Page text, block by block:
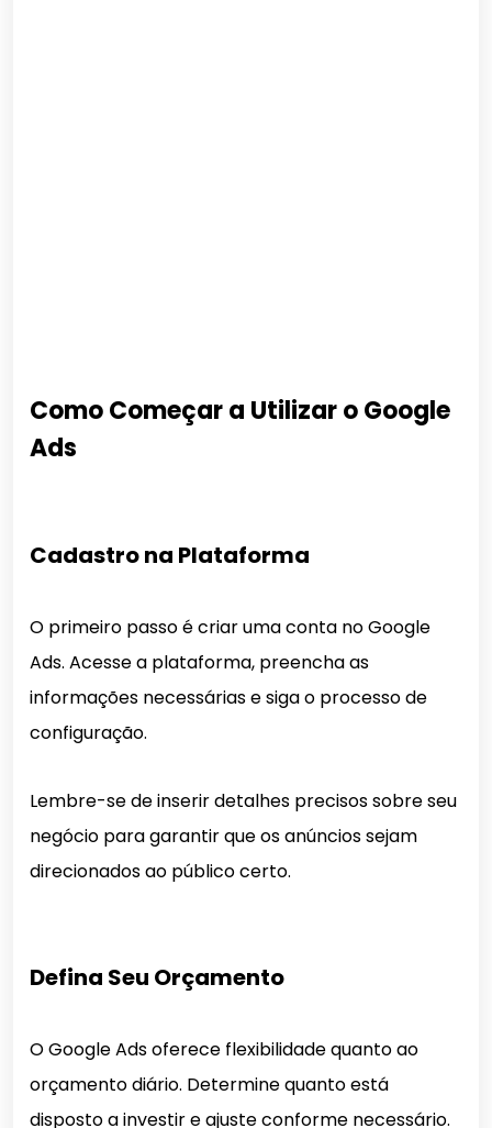
Como Começar a Utilizar o Google
Ads
Cadastro na Plataforma
O primeiro passo é criar uma conta no Google
Ads. Acesse a plataforma, preencha as
informações necessárias e siga o processo de
configuração.
Lembre-se de inserir detalhes precisos sobre seu
negócio para garantir que os anúncios sejam
direcionados ao público certo.
Defina Seu Orçamento
O Google Ads oferece flexibilidade quanto ao
orçamento diário. Determine quanto está
disposto a investir e ajuste conforme necessário.